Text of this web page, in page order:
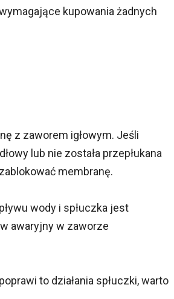
kupowania żadnych
z zaworem igłowym. Jeśli
lub nie została przepłukana
membranę.
wody i spłuczka jest
awaryjny w zaworze
to działania spłuczki, warto